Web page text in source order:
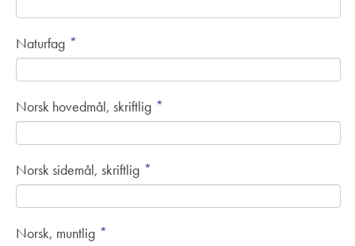
Naturfag *
Norsk hovedmål, skriftlig *
Norsk sidemål, skriftlig *
Norsk, muntlig *